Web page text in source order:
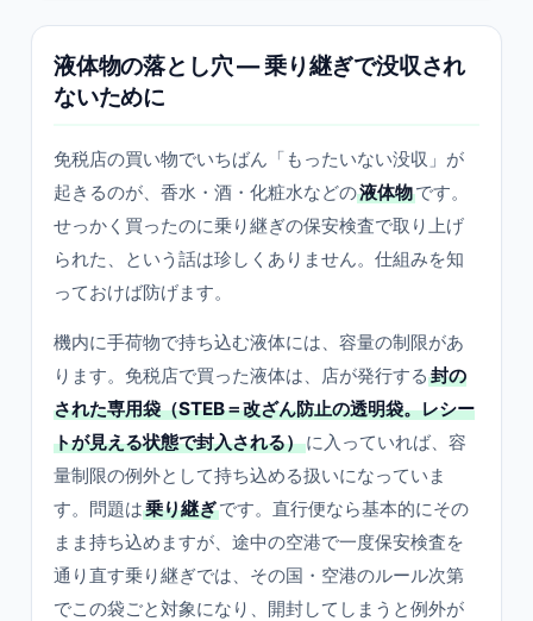
液体物の落とし穴 — 乗り継ぎで没収され
ないために
免税店の買い物でいちばん「もったいない没収」が
起きるのが、香水・酒・化粧水などの液体物です。
せっかく買ったのに乗り継ぎの保安検査で取り上げ
られた、という話は珍しくありません。仕組みを知
っておけば防げます。
機内に手荷物で持ち込む液体には、容量の制限があ
ります。免税店で買った液体は、店が発行する 封の
された専用袋（STEB＝改ざん防止の透明袋。レシー
トが見える状態で封入される）に入っていれば、容
量制限の例外として持ち込める扱いになっていま
す。問題は乗り継ぎです。直行便なら基本的にその
まま持ち込めますが、途中の空港で一度保安検査を
通り直す乗り継ぎでは、その国・空港のルール次第
でこの袋ごと対象になり、開封してしまうと例外が